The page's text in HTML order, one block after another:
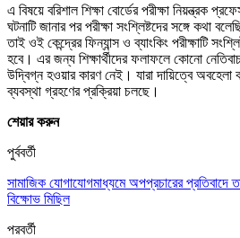
এ বিষয়ে বরিশাল শিক্ষা বোর্ডের পরীক্ষা নিয়ন্ত্রক
ঘটনাটি জানার পর পরীক্ষা সংশ্লিষ্টদের সঙ্গে কথা
তাই ওই কেন্দ্রের ফিন্যান্স ও ব্যাংকিং পরীক্ষাটি
হবে। এর জন্য শিক্ষার্থীদের ফলাফলে কোনো
উদ্বিগ্ন হওয়ার কারণ নেই। যারা দায়িত্বে অবহেলা
ব্যবস্থা গ্রহণের প্রক্রিয়া চলছে।
শেয়ার করুন
পুর্ববর্তী
সামাজিক যোগাযোগমাধ্যমে অপপ্রচারের প্রতিবাদে
বিক্ষোভ মিছিল
পরবর্তী